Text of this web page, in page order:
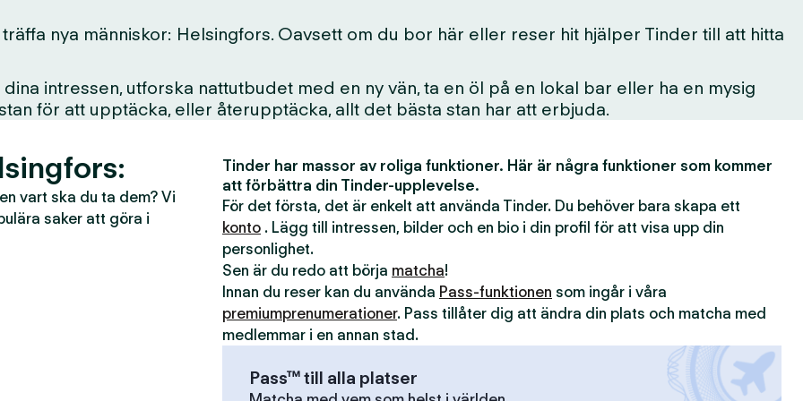
nya människor: Helsingfors. Oavsett om du bor här eller reser hit hjälper Tinder till att hitta
intressen, utforska nattutbudet med en ny vän, ta en öl på en lokal bar eller ha en mysig
för att upptäcka, eller återupptäcka, allt det bästa stan har att erbjuda.
vart ska du ta dem? Vi
saker att göra i
Tinder har massor av roliga funktioner. Här är några funktioner som kommer
att förbättra din Tinder-upplevelse.
För det första, det är enkelt att använda Tinder. Du behöver bara skapa ett
konto . Lägg till intressen, bilder och en bio i din profil för att visa upp din
personlighet.
Sen är du redo att börja matcha!
Innan du reser kan du använda Pass-funktionen som ingår i våra
premiumprenumerationer. Pass tillåter dig att ändra din plats och matcha med
medlemmar i en annan stad.
Pass™ till alla platser